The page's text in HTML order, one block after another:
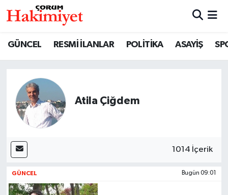
GÜNCEL RESMİ İLANLAR POLİTİKA ASAYİŞ
Atila Çiğdem
1014 İçerik
GÜNCEL Bugün 09:01
SAĞLIK
ASAYİŞ
EKONOMİ
Nöbetçi Eczaneler
Çorum Namaz Vakitleri
Trafik Durumu
Süper Lig Puan Durumu ve Fikstür